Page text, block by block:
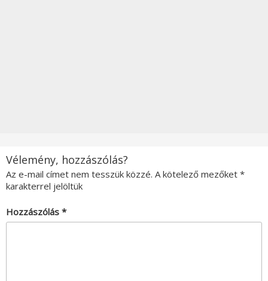
Vélemény, hozzászólás?
Az e-mail címet nem tesszük közzé. A kötelező mezőket *
karakterrel jelöltük
Hozzászólás *